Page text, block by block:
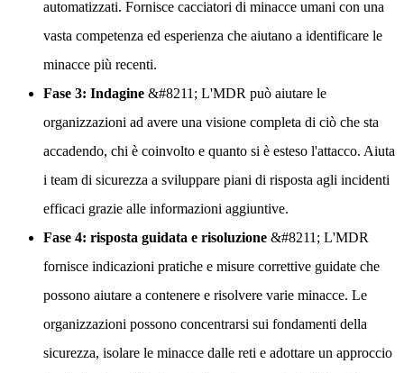
automatizzati. Fornisce cacciatori di minacce umani con una
vasta competenza ed esperienza che aiutano a identificare le
minacce più recenti.
Fase 3: Indagine &#8211; L'MDR può aiutare le
organizzazioni ad avere una visione completa di ciò che sta
accadendo, chi è coinvolto e quanto si è esteso l'attacco. Aiuta
i team di sicurezza a sviluppare piani di risposta agli incidenti
efficaci grazie alle informazioni aggiuntive.
Fase 4: risposta guidata e risoluzione &#8211; L'MDR
fornisce indicazioni pratiche e misure correttive guidate che
possono aiutare a contenere e risolvere varie minacce. Le
organizzazioni possono concentrarsi sui fondamenti della
sicurezza, isolare le minacce dalle reti e adottare un approccio